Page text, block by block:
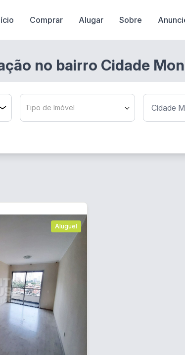
Comprar Alugar Sobre
no bairro Cidade
Tipo de Imóvel
Aluguel